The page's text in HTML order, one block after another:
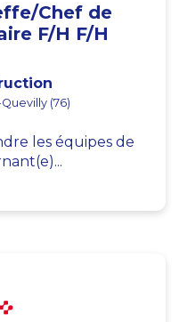
Chef de
F/H F/H
(76)
les équipes de